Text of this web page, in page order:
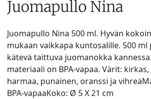
Juomapullo Nina
Juomapullo Nina 500 ml. Hyvän
mukaan vaikkapa kuntosalille. 500 ml
kätevä taittuva juomanokka
materiaali on BPA-vapaa. Värit:
harmaa, punainen, oranssi ja
BPA-vapaaKoko: Ø 5 X 21 cm